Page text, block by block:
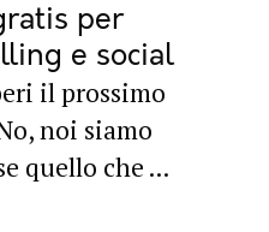
per
e social
il prossimo
noi siamo
quello che ...